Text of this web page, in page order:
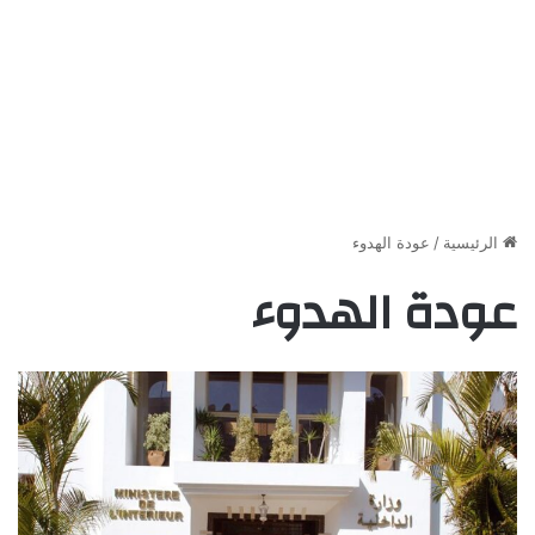
الرئيسية / عودة الهدوء
عودة الهدوء